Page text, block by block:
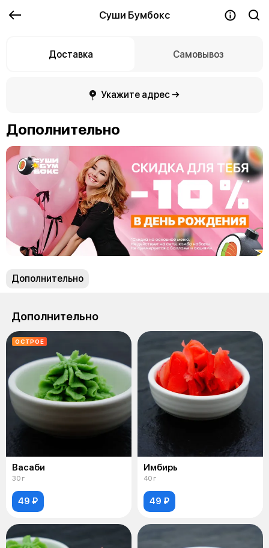
Суши Бумбокс
Доставка Самовывоз
Укажите адрес →
Дополнительно
Дополнительно
Дополнительно
ОСТРОЕ
Васаби
30 г
49 ₽
Имбирь
40 г
49 ₽